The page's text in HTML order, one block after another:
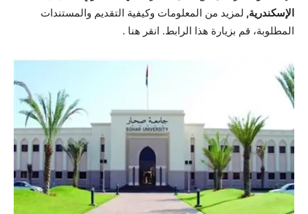
الإسكندرية, لمزيد من المعلومات وكيفية التقديم والمستندات
المطلوبة، قم بزيارة هذا الرابط. انقر هنا .